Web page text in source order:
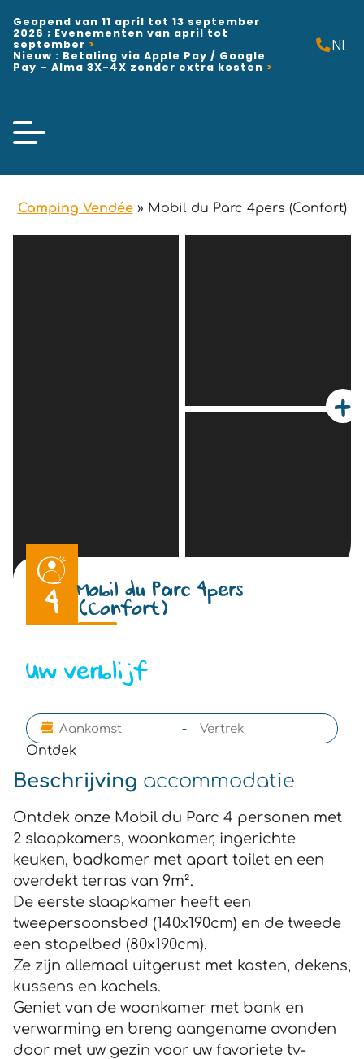
Geopend van 11 april tot 13 september
2026 ; Evenementen van april tot
september
Nieuw : Betaling via Apple Pay / Google
Pay – Alma 3X-4X zonder extra kosten
NL
Camping Vendée» Mobil du Parc 4pers (Confort)
+
Beschrijving accommodatie
Ontdek onze Mobil du Parc 4 personen met
2 slaapkamers, woonkamer, ingerichte
keuken, badkamer met apart toilet en een
overdekt terras van 9m².
De eerste slaapkamer heeft een
tweepersoonsbed (140x190cm) en de tweede
een stapelbed (80x190cm).
Ze zijn allemaal uitgerust met kasten, dekens,
kussens en kachels.
Geniet van de woonkamer met bank en
verwarming en breng aangename avonden
door met uw gezin voor uw favoriete tv-
4
Mobil du Parc 4pers
(Confort)
Uw verblijf
-
Ontdek